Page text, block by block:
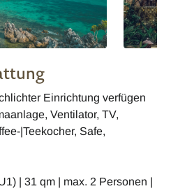
Einrichtung verfügen
Ventilator, TV,
|Teekocher, Safe,
| 31 qm | max. 2 Personen |